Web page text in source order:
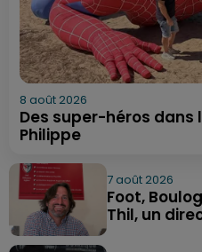
8 août 2026
Des super-héros
Philippe
7 août 2026
Foot,
Thil, un